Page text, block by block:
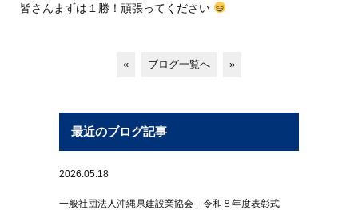
皆さんまずは１勝！頑張ってください
« ブログ一覧へ »
最近のブログ記事
2026.05.18
一般社団法人沖縄県建設業協会 令和８年度表彰式